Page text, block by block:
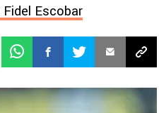
Escobar